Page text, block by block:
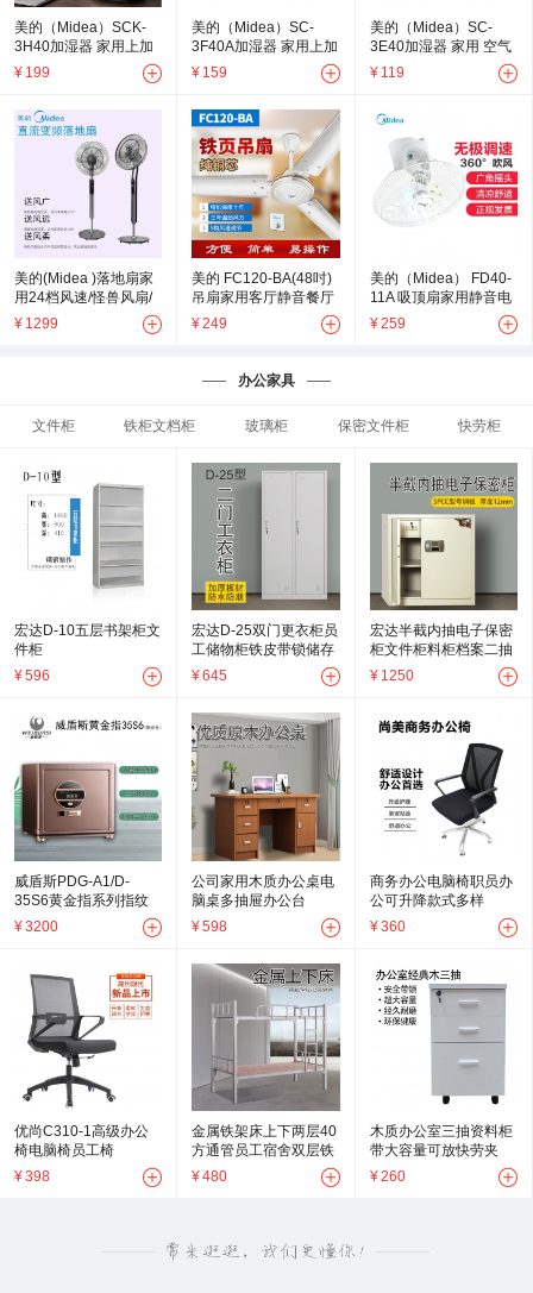
美的（Midea）SCK-
3H40加湿器 家用上加
水 净化加湿器 卧室空
气加湿高出雾加湿净化
¥ 199
美的（Midea）SC-
3F40A加湿器 家用上加
水加湿器 卧室 办公室
空气加湿器 旋控迷你加
¥ 159
美的（Midea）SC-
3E40加湿器 家用 空气
加湿器 迷你香薰机 高
出雾 空调暖气伴侣加湿
¥ 119
美的(Midea )落地扇家
用24档风速/怪兽风扇/
电风扇 FS40-18HR 深
¥ 1299
美的 FC120-BA(48吋)
吊扇家用客厅静音餐厅
卧室寸电风扇工厂工业
¥249
美的（Midea） FD40-
11A 吸顶扇家用静音电
风扇学校宿舍电扇摇头
¥259
办公家具
文件柜 铁柜文档柜 玻璃柜 保密文件柜 快劳柜
宏达D-10五层书架柜文
件柜
¥596
宏达D-25双门更衣柜员
工储物柜铁皮带锁储存
柜健身房更衣室钢制二
¥645
宏达半截内抽电子保密
柜文件柜料柜档案二抽
密码矮柜凭证柜
¥ 1250
威盾斯PDG-A1/D-
35S6黄金指系列指纹
保险箱魅动金
¥3200
公司家用木质办公桌电
脑桌多抽屉办公台
¥598
商务办公电脑椅职员办
公可升降款式多样
¥360
优尚C310-1高级办公
椅电脑椅员工椅
¥398
金属铁架床上下两层40
方通管员工宿舍双层铁
床
¥480
木质办公室三抽资料柜
带大容量可放快劳夹
¥260